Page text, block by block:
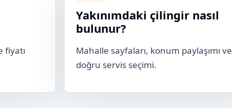
fiyatı
Yakınımdaki çilingir nasıl
bulunur?
Mahalle sayfaları, konum paylaşımı ve
doğru servis seçimi.